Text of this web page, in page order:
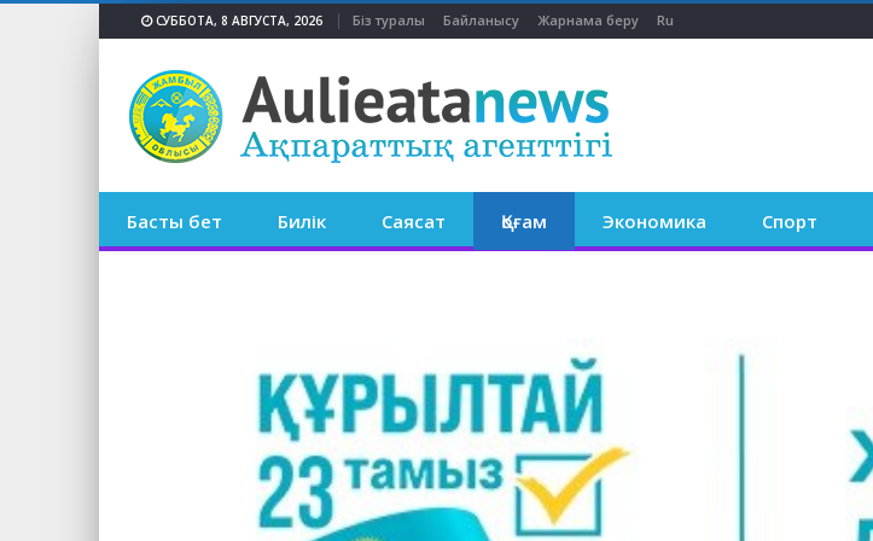
СУББОТА, 8 АВГУСТА, 2026 Біз туралы Байланысу Жарнама беру Ru
Басты бет Билік Саясат Қоғам Экономика Спорт